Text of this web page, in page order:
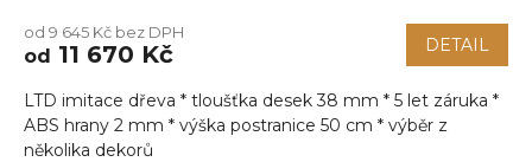
produktu
je
z
5
hvězdiček.
od 9 645 Kč bez DPH
od 11 670 Kč DETAIL
LTD imitace dřeva * tloušťka desek 38 mm * 5 let záruka *
ABS hrany 2 mm * výška postranice 50 cm * výběr z
několika dekorů